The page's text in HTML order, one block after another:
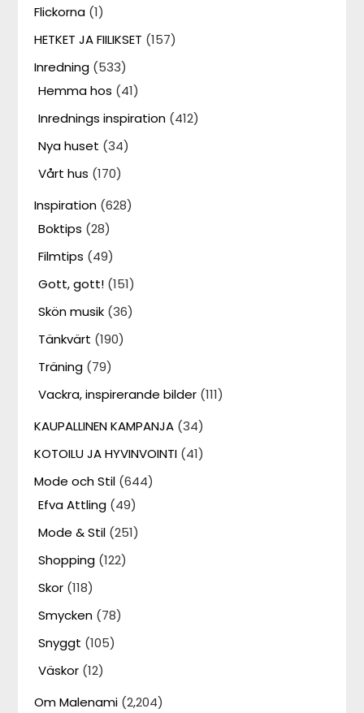
Flickorna (1)
HETKET JA FIILIKSET (157)
Inredning (533)
Hemma hos (41)
Inrednings inspiration (412)
Nya huset (34)
Vårt hus (170)
Inspiration (628)
Boktips (28)
Filmtips (49)
Gott, gott! (151)
Skön musik (36)
Tänkvärt (190)
Träning (79)
Vackra, inspirerande bilder (111)
KAUPALLINEN KAMPANJA (34)
KOTOILU JA HYVINVOINTI (41)
Mode och Stil (644)
Efva Attling (49)
Mode & Stil (251)
Shopping (122)
Skor (118)
Smycken (78)
Snyggt (105)
Väskor (12)
Om Malenami (2,204)